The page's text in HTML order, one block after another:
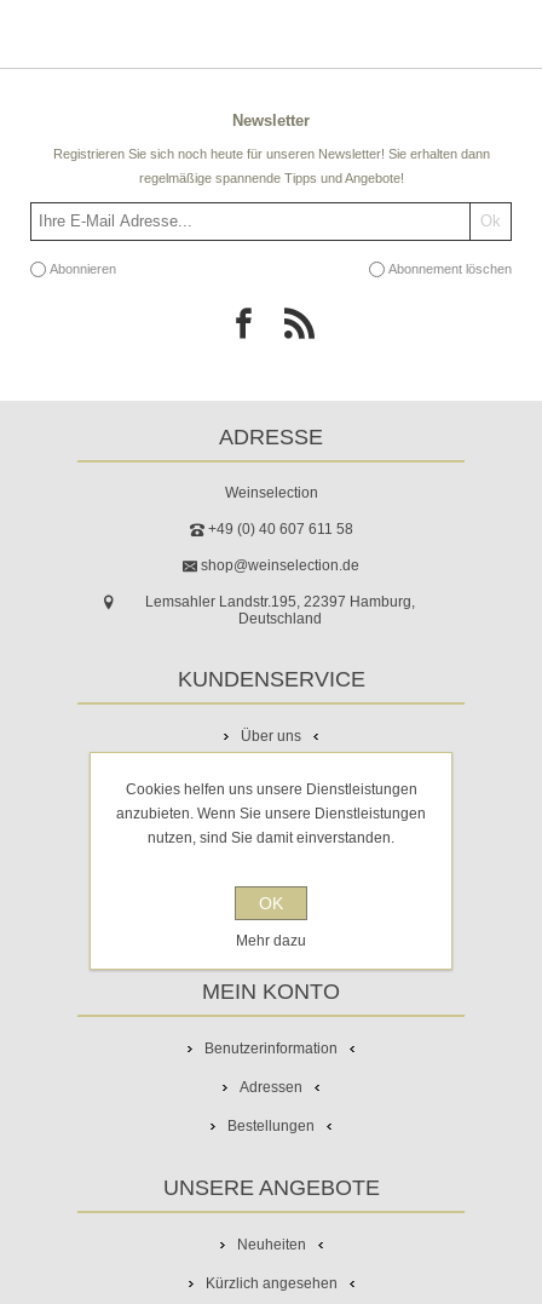
Newsletter
Registrieren Sie sich noch heute für unseren Newsletter! Sie erhalten dann
regelmäßige spannende Tipps und Angebote!
Abonnieren Abonnement löschen
ADRESSE
Weinselection
+49 (0) 40 607 611 58
shop@weinselection.de
Lemsahler Landstr.195, 22397 Hamburg,
Deutschland
KUNDENSERVICE
Über uns
Impressum
Widerrufsrecht
MEIN KONTO
Benutzerinformation
Adressen
Bestellungen
UNSERE ANGEBOTE
Neuheiten
Kürzlich angesehen
Cookies helfen uns unsere Dienstleistungen
anzubieten. Wenn Sie unsere Dienstleistungen
nutzen, sind Sie damit einverstanden.
OK
Mehr dazu